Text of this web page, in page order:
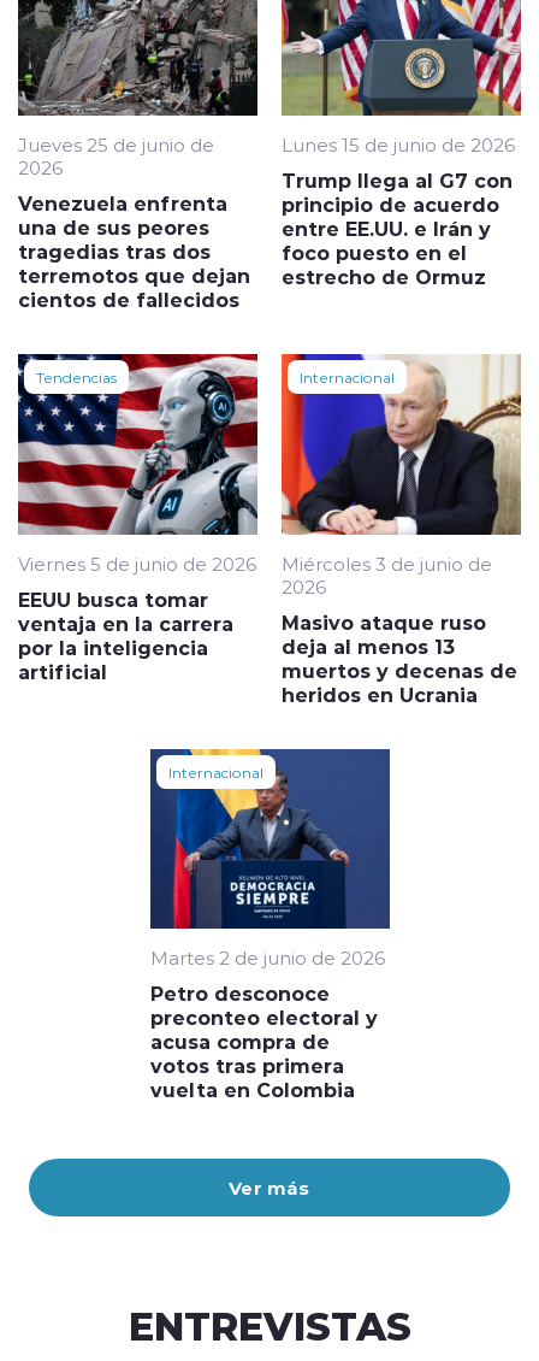
Ver más
Jueves 25 de junio de
2026
Venezuela enfrenta
una de sus peores
tragedias tras dos
terremotos que dejan
cientos de fallecidos
Lunes 15 de junio de 2026
Trump llega al G7 con
principio de acuerdo
entre EE.UU. e Irán y
foco puesto en el
estrecho de Ormuz
Tendencias
Viernes 5 de junio de 2026
EEUU busca tomar
ventaja en la carrera
por la inteligencia
artificial
Internacional
Miércoles 3 de junio de
2026
Masivo ataque ruso
deja al menos 13
muertos y decenas de
heridos en Ucrania
Internacional
Martes 2 de junio de 2026
Petro desconoce
preconteo electoral y
acusa compra de
votos tras primera
vuelta en Colombia
ENTREVISTAS